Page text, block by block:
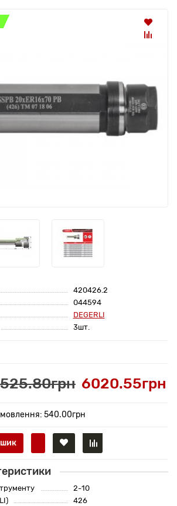
420426.2
044594
DEGERLI
3шт.
6020.55грн
540.00грн
2-10
426